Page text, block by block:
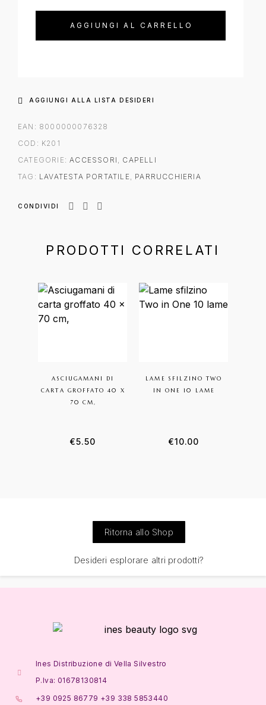
AGGIUNGI AL CARRELLO
AGGIUNGI ALLA LISTA DESIDERI
EAN: 8000000076328
COD: K201
CATEGORIE:ACCESSORI , CAPELLI
TAG: LAVATESTA PORTATILE, PARRUCCHIERIA
CONDIVIDI
PRODOTTI CORRELATI
ASCIUGAMANI DI
CARTA GROFFATO 40 X
70 CM,
€5.50
LAME SFILZINO TWO
IN ONE 10 LAME
€10.00
Ritorna allo Shop
Desideri esplorare altri prodotti?
Ines Distribuzione di Vella Silvestro
P.Iva: 01678130814
+39 0925 86779 +39 338 5853440